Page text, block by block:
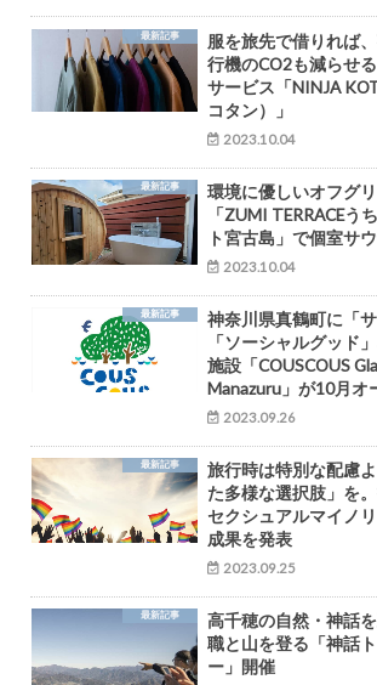
最新記事
服を旅先で借りれば
行機のCO2も減らせ
サービス「NINJA
コタン）」
2023.10.04
最新記事
環境に優しいオフグ
「ZUMI TERRACEう
ト宮古島」で個室サ
2023.10.04
最新記事
神奈川県真鶴町に「
「ソーシャルグッド
施設「COUSCOUS
Manazuru」が10月オ
2023.09.26
最新記事
旅行時は特別な配慮
た多様な選択肢」を
セクシュアルマイノ
成果を発表
2023.09.25
最新記事
高千穂の自然・神話
職と山を登る「神話
ー」開催